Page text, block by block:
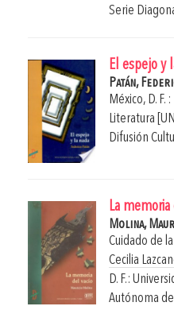
Serie
El espejo y
Patán,
México, D. F.
Literatura
Difusión
La
Molina,
Cuidado de
Cecilia
D. F.:
Autónoma